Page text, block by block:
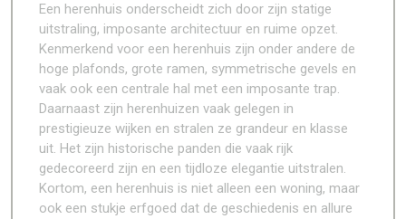
Een herenhuis onderscheidt zich door zijn statige
uitstraling, imposante architectuur en ruime opzet.
Kenmerkend voor een herenhuis zijn onder andere de
hoge plafonds, grote ramen, symmetrische gevels en
vaak ook een centrale hal met een imposante trap.
Daarnaast zijn herenhuizen vaak gelegen in
prestigieuze wijken en stralen ze grandeur en klasse
uit. Het zijn historische panden die vaak rijk
gedecoreerd zijn en een tijdloze elegantie uitstralen.
Kortom, een herenhuis is niet alleen een woning, maar
ook een stukje erfgoed dat de geschiedenis en allure